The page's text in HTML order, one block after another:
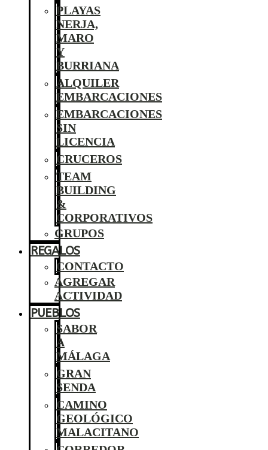
PLAYAS
NERJA,
MARO
Y
BURRIANA
ALQUILER
EMBARCACIONES
EMBARCACIONES
SIN
LICENCIA
CRUCEROS
TEAM
BUILDING
&
CORPORATIVOS
GRUPOS
REGALOS
CONTACTO
AGREGAR
ACTIVIDAD
PUEBLOS
SABOR
A
MÁLAGA
GRAN
SENDA
CAMINO
GEOLÓGICO
MALACITANO